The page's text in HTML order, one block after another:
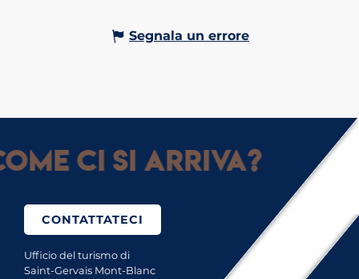
Segnala un errore
ci si arriva?
CONTATTATECI
Ufficio del turismo di
Saint-Gervais Mont-Blanc